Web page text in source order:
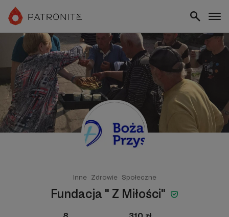
Inne Zdrowie Społeczne
Fundacja " Z Miłości"